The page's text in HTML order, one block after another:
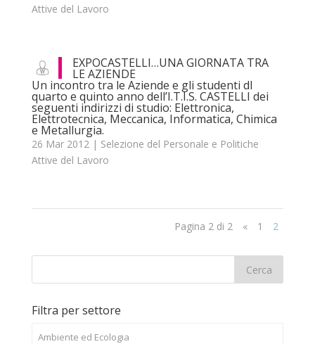
Attive del Lavoro
EXPOCASTELLI…UNA GIORNATA TRA
LE AZIENDE
Un incontro tra le Aziende e gli studenti dl
quarto e quinto anno dell’I.T.I.S. CASTELLI dei
seguenti indirizzi di studio: Elettronica,
Elettrotecnica, Meccanica, Informatica, Chimica
e Metallurgia.
26 Mar 2012| Selezione del Personale e Politiche
Attive del Lavoro
Pagina 2 di 2 « 1 2
Filtra per settore
Ambiente ed Ecologia